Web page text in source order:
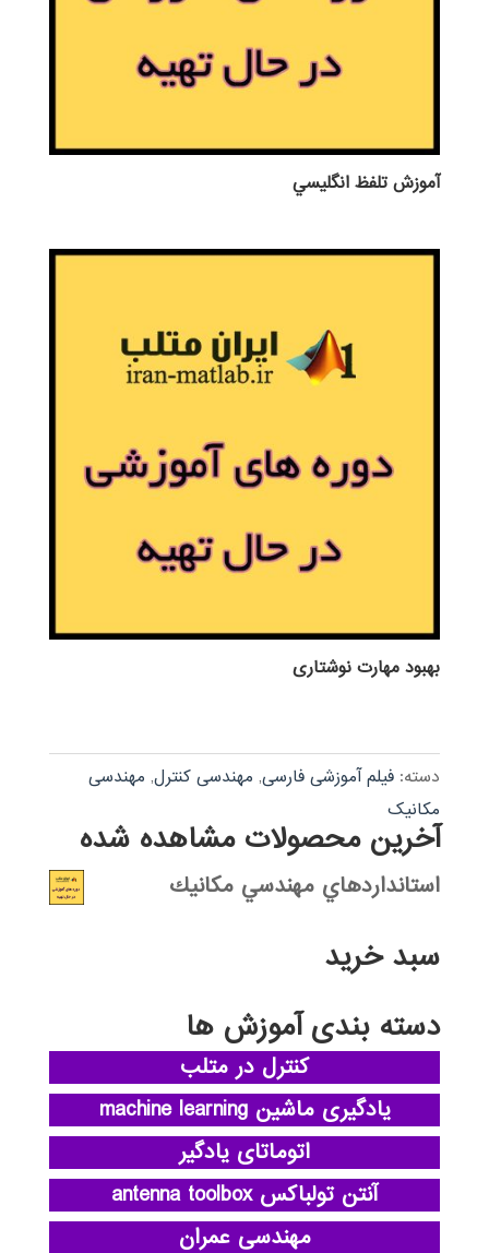
آموزش تلفظ انگليسي
بهبود مهارت نوشتاری
دسته: فیلم آموزشی فارسی, مهندسی کنترل, مهندسی
مکانیک
آخرین محصولات مشاهده شده
استانداردهاي مهندسي مكانيك
سبد خرید
دسته بندی آموزش ها
کنترل در متلب
یادگیری ماشین machine learning
اتوماتای یادگیر
آنتن تولباکس antenna toolbox
مهندسی عمران